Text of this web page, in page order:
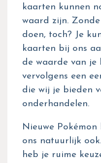
kaarten kunnen
waard zijn.
doen, toch? Je
kaarten bij ons
de waarde van je
vervolgens een
die wij je bieden
onderhandelen.
Nieuwe
ons natuurlijk
heb je ruime